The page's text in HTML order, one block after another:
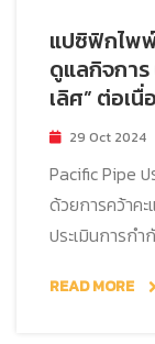
แปซิฟิกไพ
ดูแลกิจการ
เลิศ” ต่อเ
29 Oct 2024
Pacific Pipe
ด้วยการคว้าค
ประเมินการก
READ MORE